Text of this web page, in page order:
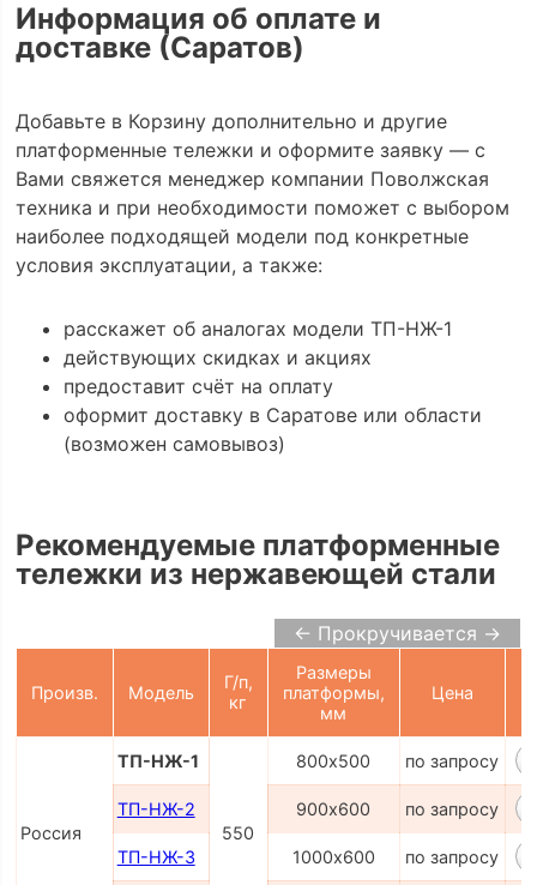
Информация об оплате и
доставке (Саратов)
Добавьте в Корзину дополнительно и другие
платформенные тележки и оформите заявку — с
Вами свяжется менеджер компании Поволжская
техника и при необходимости поможет с выбором
наиболее подходящей модели под конкретные
условия эксплуатации, а также:
расскажет об аналогах модели ТП-НЖ-1
действующих скидках и акциях
предоставит счёт на оплату
оформит доставку в Саратове или области
(возможен самовывоз)
Рекомендуемые платформенные
тележки из нержавеющей стали
← Прокручивается →
Произв. Модель
Г/п,
кг
Размеры
платформы,
мм
Цена
Россия
ТП-НЖ-1
550
800х500 по запросу
ТП-НЖ-2 900х600 по запросу
ТП-НЖ-3 1000х600 по запросу